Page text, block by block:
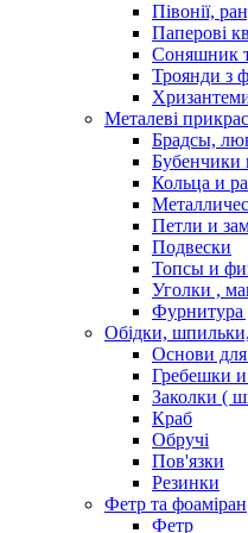
Півонії,
Паперові
Соняшник
Троянди з
Металеві
Брадсы,
Бубенчики
Кольца и
Петли и
Подвески
Топсы и
Уголки ,
Фурнитура
Обідки,
Основи для
Гребешки
Заколки (
Краб
Обручі
Пов'язки
Резинки
Фетр та фоаміран
Фетр